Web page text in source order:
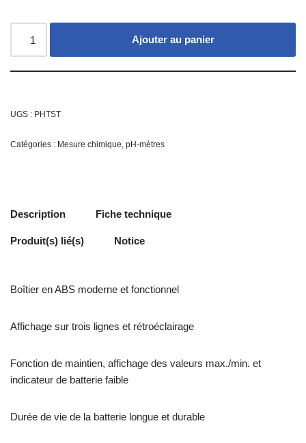
Ajouter au panier
UGS : PHTST
Catégories : Mesure chimique, pH-mètres
Description Fiche technique
Produit(s) lié(s) Notice
Boîtier en ABS moderne et fonctionnel
Affichage sur trois lignes et rétroéclairage
Fonction de maintien, affichage des valeurs max./min. et
indicateur de batterie faible
Durée de vie de la batterie longue et durable